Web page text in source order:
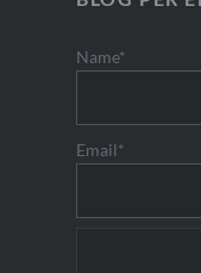
Name*
Email*